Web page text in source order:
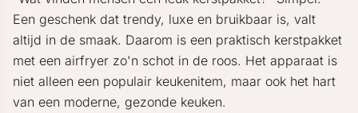
Een geschenk dat trendy, luxe en bruikbaar is, valt
altijd in de smaak. Daarom is een praktisch kerstpakket
met een airfryer zo'n schot in de roos. Het apparaat is
niet alleen een populair keukenitem, maar ook het hart
van een moderne, gezonde keuken.